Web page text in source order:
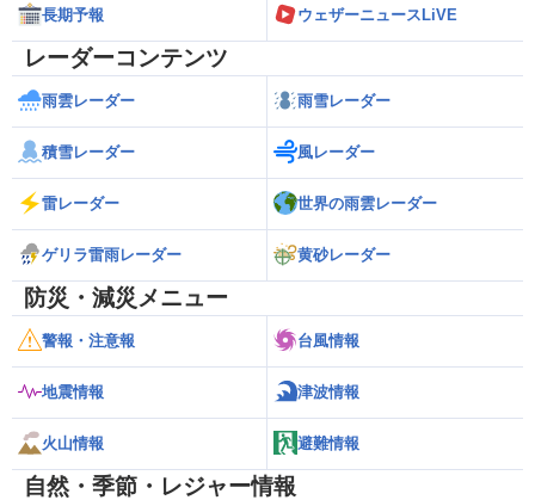
長期予報 ウェザーニュースLiVE
レーダーコンテンツ
雨雲レーダー 雨雪レーダー
積雪レーダー 風レーダー
雷レーダー 世界の雨雲レーダー
ゲリラ雷雨レーダー 黄砂レーダー
防災・減災メニュー
警報・注意報 台風情報
地震情報 津波情報
火山情報 避難情報
自然・季節・レジャー情報